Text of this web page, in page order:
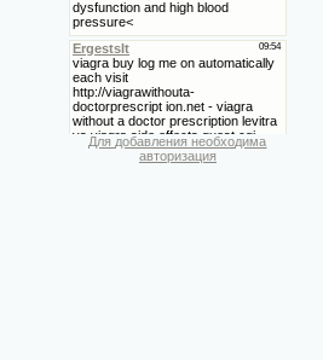
Для добавления необходима
авторизация